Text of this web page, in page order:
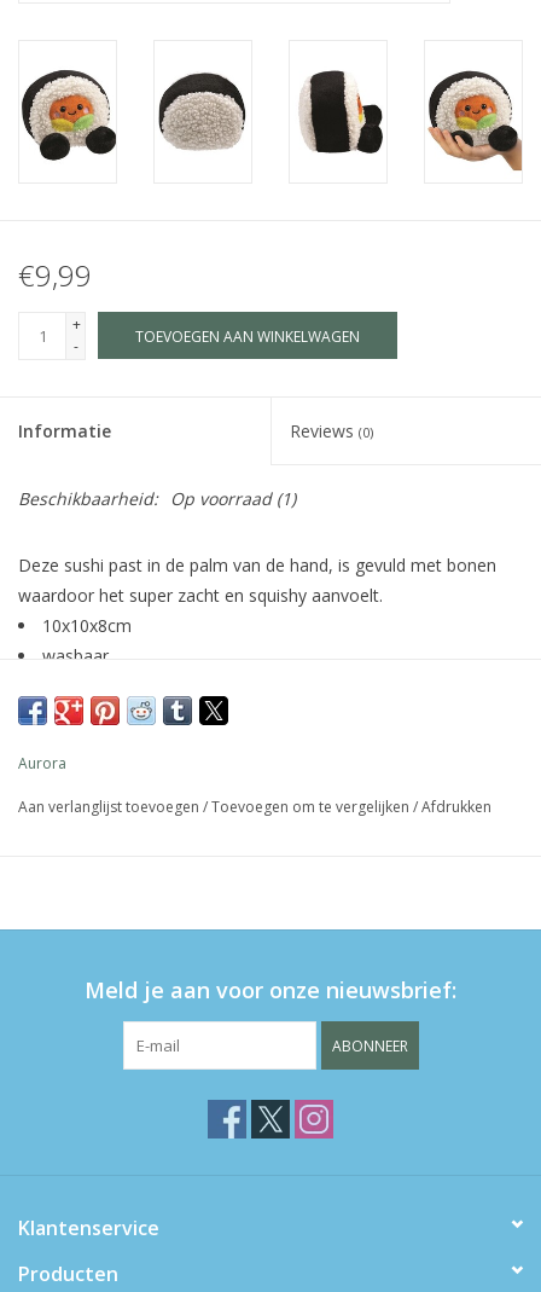
€9,99
+
-
TOEVOEGEN AAN WINKELWAGEN
Informatie Reviews (0)
Beschikbaarheid: Op voorraad(1)
Deze sushi past in de palm van de hand, is gevuld met bonen
waardoor het super zacht en squishy aanvoelt.
10x10x8cm
wasbaar
Aurora
Aan verlanglijst toevoegen /Toevoegen om te vergelijken /Afdrukken
Meld je aan voor onze nieuwsbrief:
ABONNEER
Klantenservice
Producten